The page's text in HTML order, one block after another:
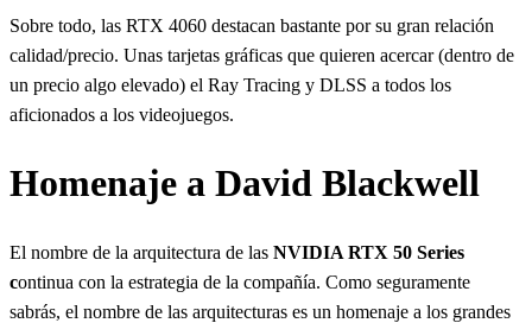
Sobre todo, las RTX 4060 destacan bastante por su gran relación
calidad/precio. Unas tarjetas gráficas que quieren acercar (dentro de
un precio algo elevado) el Ray Tracing y DLSS a todos los
aficionados a los videojuegos.
Homenaje a David Blackwell
El nombre de la arquitectura de las NVIDIA RTX 50 Series
continua con la estrategia de la compañía. Como seguramente
sabrás, el nombre de las arquitecturas es un homenaje a los grandes